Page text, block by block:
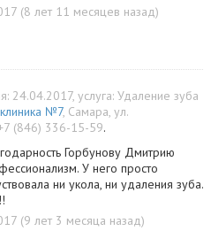
(8 лет 11 месяцев назад)
24.04.2017, услуга: Удаление зуба
№7, Самара, ул.
(846) 336-15-59.
Горбунову Дмитрию
У него просто
ни укола, ни удаления зуба.
(9 лет 3 месяца назад)